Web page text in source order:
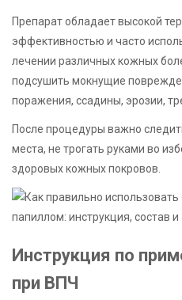
Препарат обладает высокой
эффективностью и часто
лечении различных кожных
подсушить мокнущие
поражения, ссадины, эрозии,
После процедуры важно
места, не трогать руками во
здоровых кожных покровов.
Инструкция по
при ВПЧ